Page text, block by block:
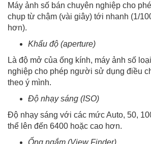
Máy ảnh số bán chuyên nghiệp cho
chụp từ chậm (vài giây) tới nhanh (1/
hơn).
Khẩu độ (aperture)
Là độ mở của ống kính, máy ảnh số
nghiệp cho phép người sử dụng điều
theo ý mình.
Độ nhạy sáng (ISO)
Độ nhạy sáng với các mức Auto, 50,
thể lên đến 6400 hoặc cao hơn.
Ống ngắm (View Finder)